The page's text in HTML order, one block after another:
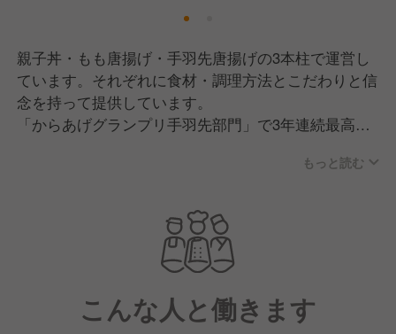
親子丼・もも唐揚げ・手羽先唐揚げの3本柱で運営し
ています。それぞれに食材・調理方法とこだわりと信
念を持って提供しています。
「からあげグランプリ手羽先部門」で3年連続最高金
ランプリ」で最高金賞を7年連続受賞しています！
もっと読む
こんな人と働きます